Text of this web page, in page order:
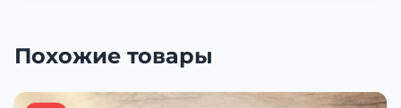
Похожие товары